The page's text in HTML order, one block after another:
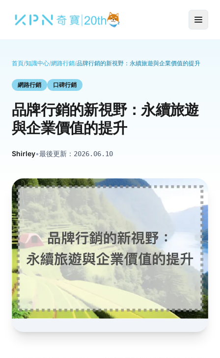
首頁/知識中心/網路行銷/品牌行銷的新視野：永續旅遊與企業價值的提升
網路行銷 口碑行銷
品牌行銷的新視野：永續旅遊
與企業價值的提升
Shirley•最後更新： 2026.06.10